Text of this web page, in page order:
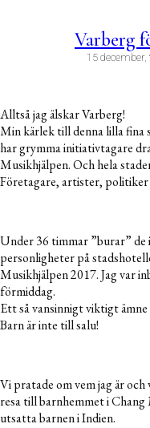
Varberg
15 december,
Alltså jag älskar Varberg!
Min kärlek till denna lilla fina
har grymma initiativtagare
Musikhjälpen. Och hela
Företagare, artister,
Under 36 timmar ”burar” de
personligheter på
Musikhjälpen 2017. Jag var
förmiddag.
Ett så vansinnigt viktigt
Barn är inte till salu!
Vi pratade om vem jag är och
resa till barnhemmet i
utsatta barnen i Indien.